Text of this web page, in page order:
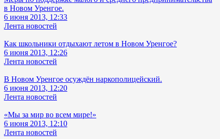
в Новом Уренгое.
6 июня 2013, 12:33
Лента новостей
Как школьники отдыхают летом в Новом Уренгое?
6 июня 2013, 12:26
Лента новостей
В Новом Уренгое осуждён наркополицейский.
6 июня 2013, 12:20
Лента новостей
«Мы за мир во всем мире!»
6 июня 2013, 12:10
Лента новостей